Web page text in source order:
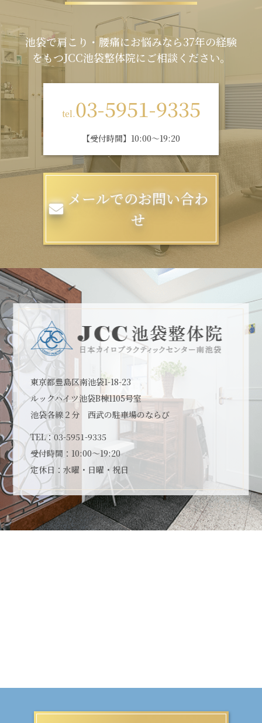
池袋で肩こり・腰痛にお悩みなら37年の経験
をもつJCC池袋整体院にご相談ください。
tel.03-5951-9335
【受付時間】10:00～19:20
メールでのお問い合わ
せ
東京都豊島区南池袋1-18-23
ルックハイツ池袋B棟1105号室
池袋各線２分 西武の駐車場のならび
TEL：03-5951-9335
受付時間：10:00～19:20
定休日：水曜・日曜・祝日